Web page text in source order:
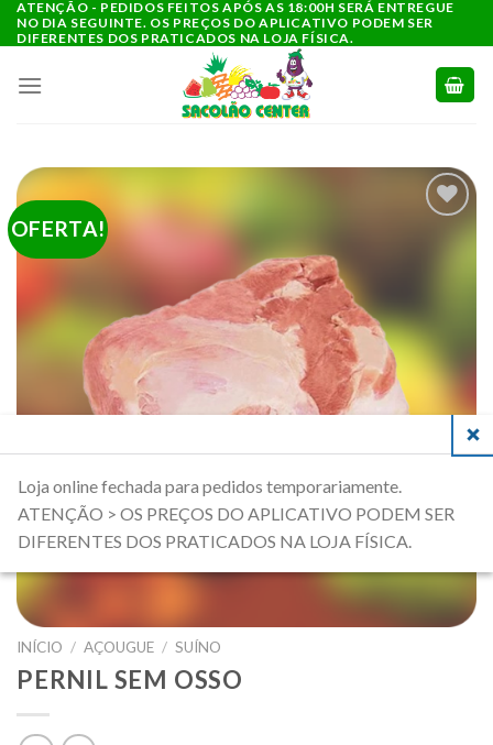
para
conteúdo
ATENÇÃO - PEDIDOS FEITOS APÓS AS 18:00H SERÁ ENTREGUE
NO DIA SEGUINTE. OS PREÇOS DO APLICATIVO PODEM SER
DIFERENTES DOS PRATICADOS NA LOJA FÍSICA.
OFERTA!
COMPRAS
INÍCIO / AÇOUGUE / SUÍNO
PERNIL SEM OSSO
Loja online fechada para pedidos temporariamente.
ATENÇÃO > OS PREÇOS DO APLICATIVO PODEM SER
DIFERENTES DOS PRATICADOS NA LOJA FÍSICA.